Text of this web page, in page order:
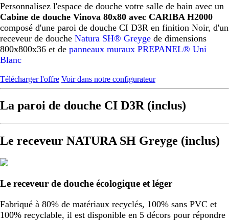
Personnalisez l'espace de douche votre salle de bain avec un
Cabine de douche Vinova 80x80 avec CARIBA H2000
composé d'une paroi de douche CI D3R en finition Noir, d'un
receveur de douche Natura SH® Greyge de dimensions
800x800x36 et de panneaux muraux PREPANEL® Uni
Blanc
Télécharger l'offre Voir dans notre configurateur
La paroi de douche CI D3R (inclus)
Le receveur NATURA SH Greyge (inclus)
Le receveur de douche écologique et léger
Fabriqué à 80% de matériaux recyclés, 100% sans PVC et
100% recyclable, il est disponible en 5 décors pour répondre